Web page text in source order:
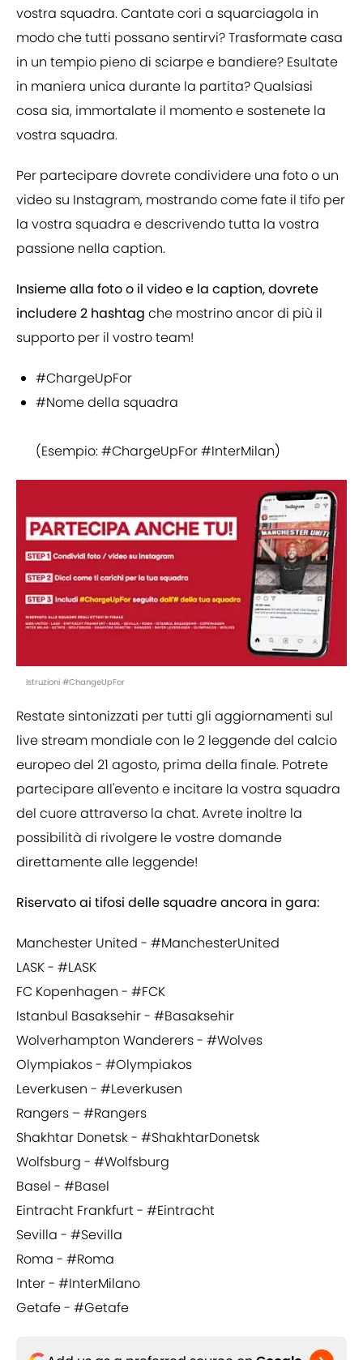
vostra squadra. Cantate cori a squarciagola in
modo che tutti possano sentirvi? Trasformate casa
in un tempio pieno di sciarpe e bandiere? Esultate
in maniera unica durante la partita? Qualsiasi
cosa sia, immortalate il momento e sostenete la
vostra squadra.
Per partecipare dovrete condividere una foto o un
video su Instagram, mostrando come fate il tifo per
la vostra squadra e descrivendo tutta la vostra
passione nella caption.
Insieme alla foto o il video e la caption, dovrete
includere 2 hashtag che mostrino ancor di più il
supporto per il vostro team!
#ChargeUpFor
#Nome della squadra
(Esempio: #ChargeUpFor #InterMilan)
Istruzioni #ChangeUpFor
Restate sintonizzati per tutti gli aggiornamenti sul
live stream mondiale con le 2 leggende del calcio
europeo del 21 agosto, prima della finale. Potrete
partecipare all'evento e incitare la vostra squadra
del cuore attraverso la chat. Avrete inoltre la
possibilità di rivolgere le vostre domande
direttamente alle leggende!
Riservato ai tifosi delle squadre ancora in gara:
Manchester United - #ManchesterUnited
LASK - #LASK
FC Kopenhagen - #FCK
Istanbul Basaksehir - #Basaksehir
Wolverhampton Wanderers - #Wolves
Olympiakos - #Olympiakos
Leverkusen - #Leverkusen
Rangers – #Rangers
Shakhtar Donetsk - #ShakhtarDonetsk
Wolfsburg - #Wolfsburg
Basel - #Basel
Eintracht Frankfurt - #Eintracht
Sevilla - #Sevilla
Roma - #Roma
Inter - #InterMilano
Getafe - #Getafe